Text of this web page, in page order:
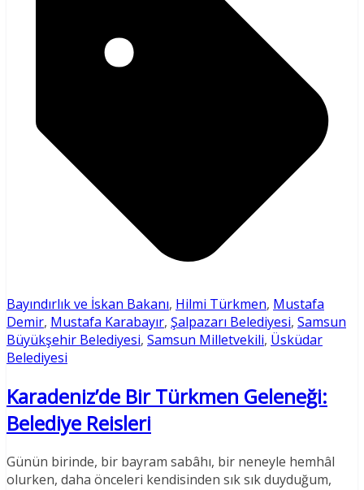
Bayındırlık ve İskan Bakanı, Hilmi Türkmen, Mustafa
Demir, Mustafa Karabayır, Şalpazarı Belediyesi, Samsun
Büyükşehir Belediyesi, Samsun Milletvekili, Üsküdar
Belediyesi
Karadeniz’de Bir Türkmen Geleneği:
Belediye Reisleri
Günün birinde, bir bayram sabâhı, bir neneyle hemhâl
olurken, daha önceleri kendisinden sık sık duyduğum,